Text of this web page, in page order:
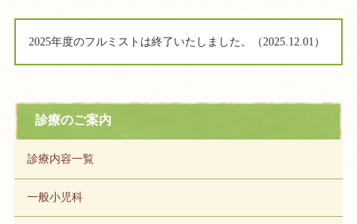
2025年度のフルミストは終了いたしました。（2025.12.01）
診療のご案内
診療内容一覧
一般小児科